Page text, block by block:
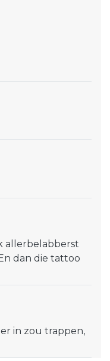
allerbelabberst
dan die tattoo
in zou trappen,